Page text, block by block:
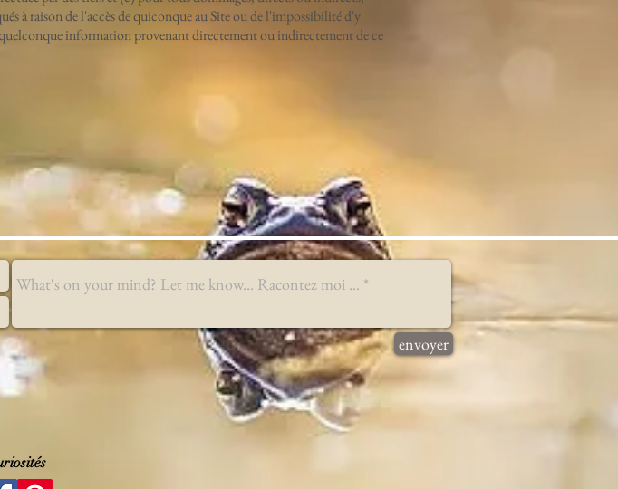
à raison de l'accès de quiconque au Site ou de l'impossibilité d'y
information provenant directement ou indirectement de ce
envoyer